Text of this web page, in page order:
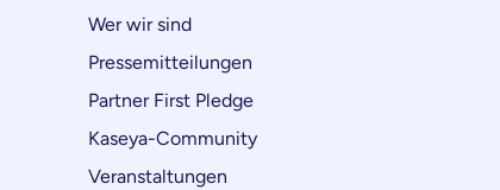
Wer wir sind
Pressemitteilungen
Partner First Pledge
Kaseya-Community
Veranstaltungen